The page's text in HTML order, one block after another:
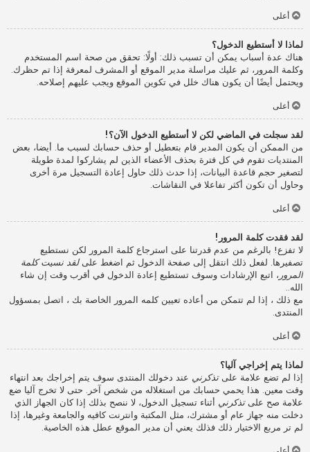
أعلى
لماذا لا أستطيع الدخول؟
هناك عدة أسباب يمكن أن تسبب ذلك: أولًا: تحقق من صحة اسم المستخدم
وكلمة المرور، ثم عليك مراسلة مدير الموقع أو المشرف لمعرفة إذا تم حظرك.
ويحتمل أيضًا أن يكون هناك خلل في تكوين الموقع ويجب عليهم إصلاحه.
أعلى
لقد سجلت في الماضي لكن لا أستطيع الدخول الآن؟!
من الممكن أن يكون المدير قام بتعطيل أو حذف حسابك لسبب ما. أيضا، بعض
المنتديات تقوم في كل فترة بحذف الأعضاء الذين لم يشاركوا لمدة طويلة
لتصغير حجم قاعدة البيانات، إذا حدث ذلك حاول إعادة التسجيل مرة أخرى
وحاول أن تكون أكثر تفاعلا في النقاشات.
أعلى
لقد فقدت كلمة المرور!
لا تفزع! بالرغم من عدم قدرتنا على استرجاع كلمة المرور لكن نستطيع
تصفيرها. لفعل ذلك انتقل إلى صفحة الدخول ثم اضغط علىلقد نسيت كلمة
المرور ، اتبع الإرشادات وسوف تستطيع إعادة الدخول في أقرب وقت إن شاء
الله..
مع ذلك ، إذا لم تتمكن من أعاده تعيين كلمه المرور الخاصة بك ، اتصل بمسؤول
المنتدى.
أعلى
لماذا يتم إخراجي آليا؟
إذا لم تضع علامة علىتذكرني عند دخولك المنتدى سوف يتم إخراجك بعد انتهاء
وقت معين. هذا يحمي حسابك من استغلاله من شخص آخر. حتى لا تخرج آليا ضع
علامة صح علىتذكرني أثناء تسجيل الدخول، لا ننصح بذلك إذا كان الجهاز الذي
دخلت منه جهاز عام أو مشترك، مثل المكتبة وانترنت كافيه والجامعة وغيرها، إذا
لم تر مربع الاختيار ذلك فذلك يعني أن مدير الموقع عطل هذه الخاصية.